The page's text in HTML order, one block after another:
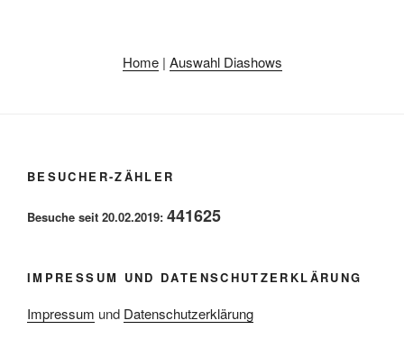
Home| Auswahl Diashows
BESUCHER-ZÄHLER
Besuche seit 20.02.2019: 441625
IMPRESSUM UND DATENSCHUTZERKLÄRUNG
Impressum und Datenschutzerklärung